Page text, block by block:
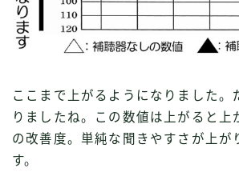
ここまで上がるようになりました。
りましたね。この数値は上がると上
の改善度。単純な聞きやすさが上が
す。